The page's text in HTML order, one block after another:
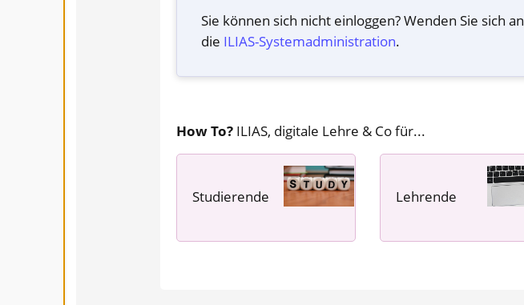
Sie können sich nicht einloggen? Wenden Sie sich an
die ILIAS-System­administration.
How To? ILIAS, digitale Lehre & Co für...
Studierende
Lehrende